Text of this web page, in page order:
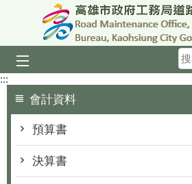
跳到主要內容區塊
:::
會計資料
預算書
決算書